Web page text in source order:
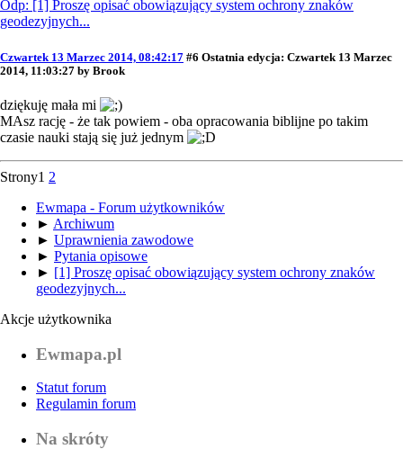
Odp: [1] Proszę opisać obowiązujący system ochrony znaków
geodezyjnych...
Czwartek 13 Marzec 2014, 08:42:17 #6 Ostatnia edycja: Czwartek 13 Marzec
2014, 11:03:27 by Brook
dziękuję mała mi
MAsz rację - że tak powiem - oba opracowania biblijne po takim
czasie nauki stają się już jednym
Strony1 2
Ewmapa - Forum użytkowników
► Archiwum
► Uprawnienia zawodowe
► Pytania opisowe
► [1] Proszę opisać obowiązujący system ochrony znaków
geodezyjnych...
Akcje użytkownika
Ewmapa.pl
Statut forum
Regulamin forum
Na skróty